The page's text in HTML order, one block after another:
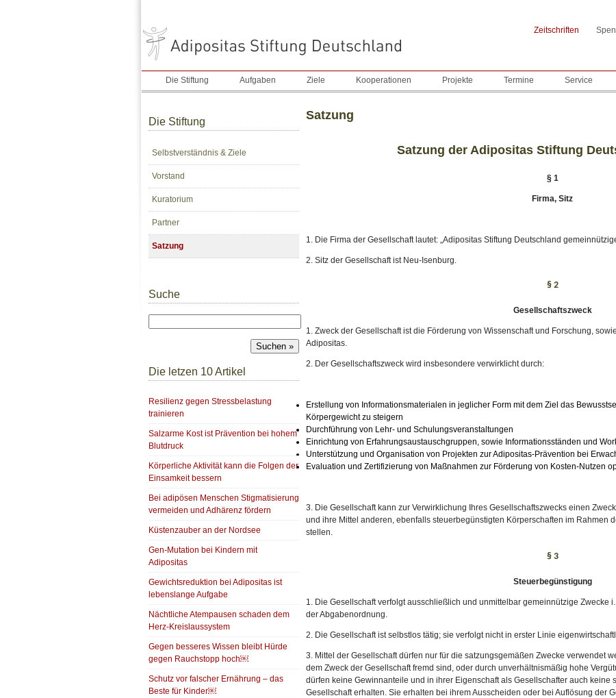
Zeitschriften
Die Stiftung Aufgaben Ziele Kooperationen Projekte Termine Service
Die Stiftung
Selbstverständnis & Ziele
Vorstand
Kuratorium
Partner
Satzung
Suche
Die letzen 10 Artikel
Resilienz gegen Stressbelastung
trainieren
Salzarme Kost ist Prävention bei hohem
Blutdruck
Körperliche Aktivität kann die Folgen der
Einsamkeit bessern
Bei adipösen Menschen Stigmatisierung
vermeiden und Adhärenz fördern
Küstenzauber an der Nordsee
Gen-Mutation bei Kindern mit
Adipositas
Gewichtsreduktion bei Adipositas ist
lebenslange Aufgabe
Nächtliche Atempausen schaden dem
Herz-Kreislaussystem
Gegen besseres Wissen bleibt Hürde
gegen Rauchstopp hoch￼
Schutz vor falscher Ernährung – das
Beste für Kinder￼
Satzung
Satzung der Adipositas Stiftung
§ 1
Firma, Sitz
1. Die Firma der Gesellschaft lautet: „Adipositas Stiftung Deutschland
2. Sitz der Gesellschaft ist Neu-Isenburg.
§ 2
Gesellschaftszweck
1. Zweck der Gesellschaft ist die Förderung von Wissenschaft und Forschung,
Adipositas.
2. Der Gesellschaftszweck wird insbesondere verwirklicht durch:
Erstellung von Informationsmaterialen in jeglicher Form mit dem Ziel das
Körpergewicht zu steigern
Durchführung von Lehr- und Schulungsveranstaltungen
Einrichtung von Erfahrungsaustauschgruppen, sowie Informationsständen und
Unterstützung und Organisation von Projekten zur Adipositas-Prävention bei
Evaluation und Zertifizierung von Maßnahmen zur Förderung von Kosten-Nutzen
3. Die Gesellschaft kann zur Verwirklichung Ihres Gesellschaftszwecks einen
und ihre Mittel anderen, ebenfalls steuerbegünstigten Körperschaften im Rahmen
stellen.
§ 3
Steuerbegünstigung
1. Die Gesellschaft verfolgt ausschließlich und unmittelbar gemeinnützige Zwecke
der Abgabenordnung.
2. Die Gesellschaft ist selbstlos tätig; sie verfolgt nicht in erster Linie
3. Mittel der Gesellschaft dürfen nur für die satzungsgemäßen Zwecke verwendet
dem Zweck der Gesellschaft fremd sind, oder durch unverhältnismäßig hohe
dürfen keine Gewinnanteile und in ihrer Eigenschaft als Gesellschafter auch keine
Gesellschaft erhalten. Sie erhalten bei ihrem Ausscheiden oder bei Auflösung der